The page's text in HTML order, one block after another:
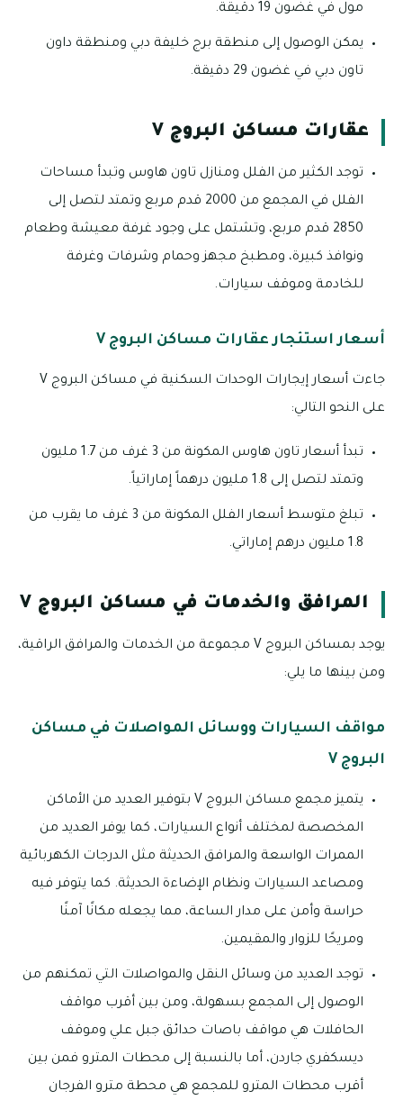
مول في غضون 19 دقيقة.
يمكن الوصول إلى منطقة برج خليفة دبي ومنطقة داون
تاون دبي في غضون 29 دقيقة.
عقارات مساكن البروج V
توجد الكثير من الفلل ومنازل تاون هاوس وتبدأ مساحات
الفلل في المجمع من 2000 قدم مربع وتمتد لتصل إلى
2850 قدم مربع، وتشتمل على وجود غرفة معيشة وطعام
ونوافذ كبيرة، ومطبخ مجهز وحمام وشرفات وغرفة
للخادمة وموقف سيارات.
أسعار استئجار عقارات مساكن البروج V
جاءت أسعار إيجارات الوحدات السكنية في مساكن البروج V
على النحو التالي:
تبدأ أسعار تاون هاوس المكونة من 3 غرف من 1.7 مليون
وتمتد لتصل إلى 1.8 مليون درهماً إماراتياً.
تبلغ متوسط أسعار الفلل المكونة من 3 غرف ما يقرب من
1.8 مليون درهم إماراتي.
المرافق والخدمات في مساكن البروج V
يوجد بمساكن البروج V مجموعة من الخدمات والمرافق الراقية،
ومن بينها ما يلي:
مواقف السيارات ووسائل المواصلات في مساكن
البروج V
يتميز مجمع مساكن البروج V بتوفير العديد من الأماكن
المخصصة لمختلف أنواع السيارات، كما يوفر العديد من
الممرات الواسعة والمرافق الحديثة مثل الدرجات الكهربائية
ومصاعد السيارات ونظام الإضاءة الحديثة. كما يتوفر فيه
حراسة وأمن على مدار الساعة، مما يجعله مكانًا آمنًا
ومريحًا للزوار والمقيمين.
توجد العديد من وسائل النقل والمواصلات التي تمكنهم من
الوصول إلى المجمع بسهولة، ومن بين أقرب مواقف
الحافلات هي مواقف باصات حدائق جبل علي وموقف
ديسكفري جاردن، أما بالنسبة إلى محطات المترو فمن بين
أقرب محطات المترو للمجمع هي محطة مترو الفرجان